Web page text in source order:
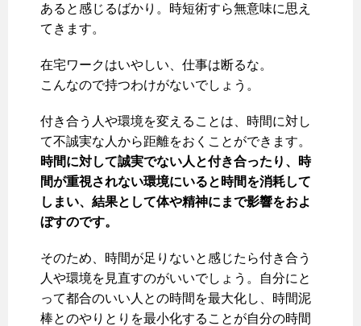
あると感じるばかり。時短術すら無意味に思え
てきます。
在宅ワークはいやしい、仕事は断るな。
こんなので持つわけがないでしょう。
付き合う人や環境を変えることは、時間に対し
て不誠実な人から距離をおくことができます。
時間に対して誠実でない人と付き合ったり、時
間が重視されない環境にいると時間を消耗して
しまい、結果として体や精神にまで影響をおよ
ぼすのです。
そのため、時間が足りないと感じたら付き合う
人や環境を見直すのがいいでしょう。自分にと
って都合のいい人との時間を最大化し、時間泥
棒とのやりとりを最小化することが自分の時間